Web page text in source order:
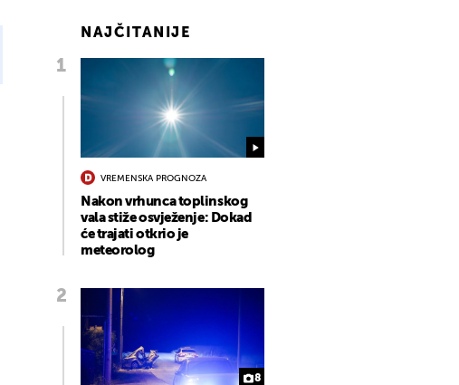
NAJČITANIJE
VREMENSKA PROGNOZA
Nakon vrhunca toplinskog
vala stiže osvježenje: Dokad
će trajati otkrio je
meteorolog
8